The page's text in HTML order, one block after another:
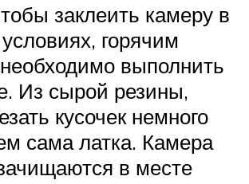
заклеить камеру в
горячим
выполнить
Из сырой резины,
кусочек немного
сама латка. Камера
в месте